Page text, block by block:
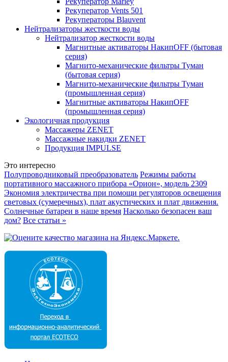
Рекуператор Vents 501
Рекуператоры Blauvent
Нейтрализаторы жесткости воды
Нейтрализатор жесткости воды
Магнитные активаторы НакипOFF (бытовая
серия)
Магнито-механические фильтры Туман
(бытовая серия)
Магнито-механические фильтры Туман
(промышленная серия)
Магнитные активаторы НакипOFF
(промышленная серия)
Экологичная продукция
Массажеры ZENET
Массажные накидки ZENET
Продукция IMPULSE
Это интересно
Полупроводниковый преобразователь Режимы работы
портативного массажного прибора «Орион», модель 2309
Экономия электричества при помощи регуляторов освещения
световых (сумеречных), плат акустических и плат движения.
Солнечные батареи в наше время Насколько безопасен ваш
дом? Все статьи »